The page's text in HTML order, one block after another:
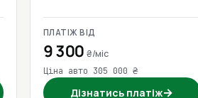
ПЛАТІЖ ВІД
9 300₴/міс
Ціна авто 305 000 ₴
Дізнатись платіж→